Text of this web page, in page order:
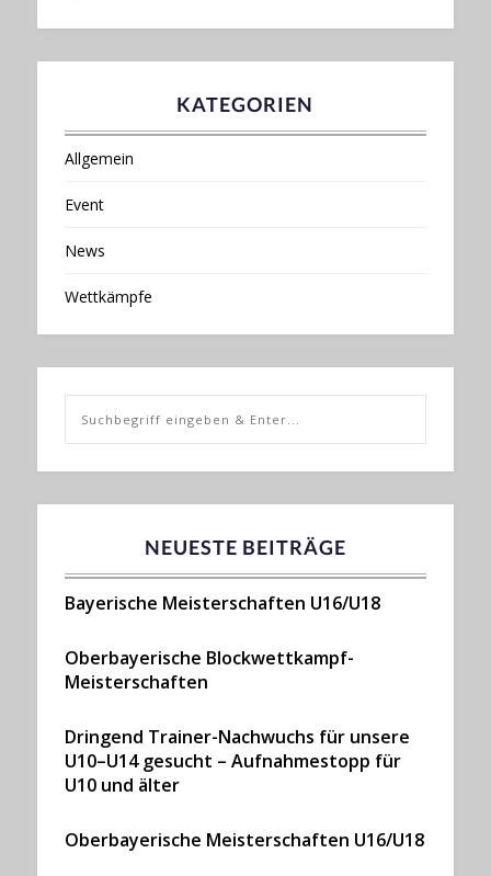
KATEGORIEN
Allgemein
Event
News
Wettkämpfe
NEUESTE BEITRÄGE
Bayerische Meisterschaften U16/U18
Oberbayerische Blockwettkampf-
Meisterschaften
Dringend Trainer-Nachwuchs für unsere
U10–U14 gesucht – Aufnahmestopp für
U10 und älter
Oberbayerische Meisterschaften U16/U18